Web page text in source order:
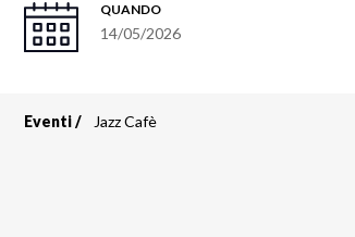
QUANDO
14/05/2026
Eventi Jazz Cafè